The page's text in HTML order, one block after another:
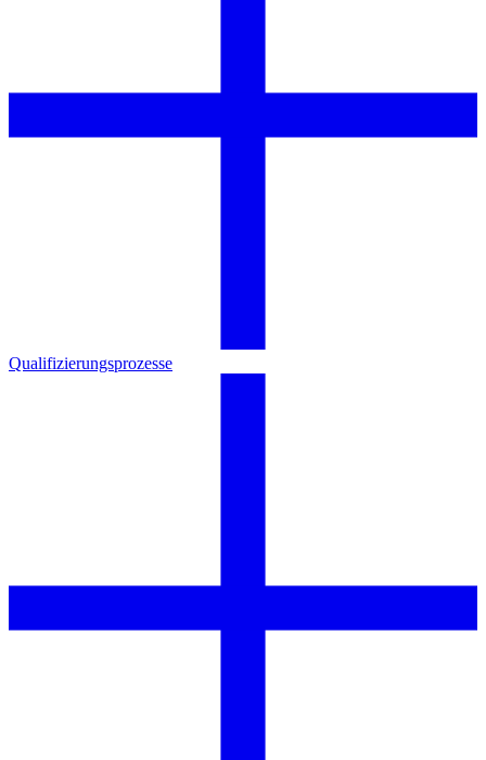
Qualifizierungsprozesse